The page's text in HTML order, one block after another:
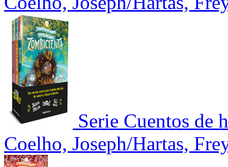
Serie Cuentos de
Coelho, Joseph/Hartas,